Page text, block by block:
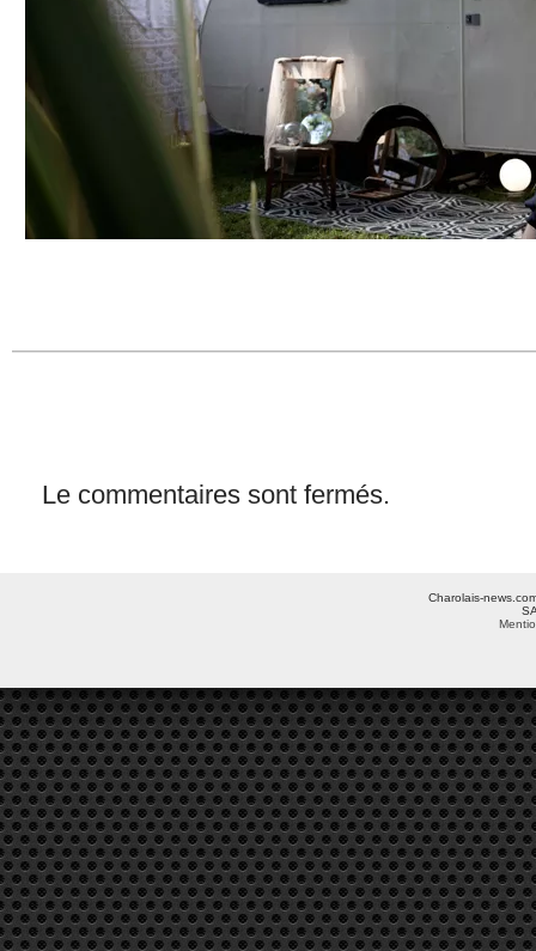
Le commentaires sont fermés.
Charolais-